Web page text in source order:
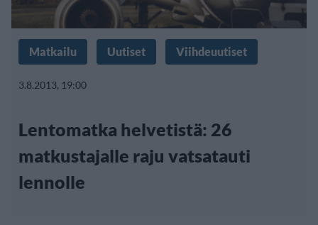
Matkailu Uutiset Viihdeuutiset
3.8.2013, 19:00
Lentomatka helvetistä: 26
matkustajalle raju vatsatauti
lennolle